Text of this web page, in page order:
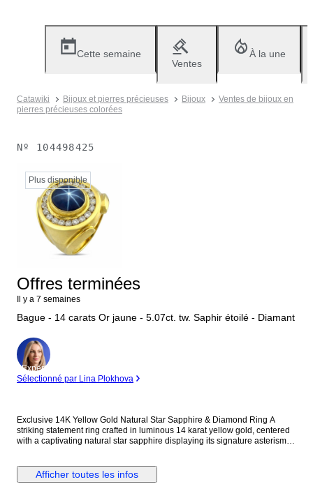
Cette semaine
Ventes
À la une
Catawiki Bijoux et pierres précieuses Bijoux
Ventes de bijoux en
pierres précieuses colorées
Nº 104498425
Plus disponible
Offres terminées
Il y a 7 semaines
Bague - 14 carats Or jaune - 5.07ct. tw. Saphir étoilé - Diamant
Expert
Sélectionné par Lina Plokhova
Exclusive 14K Yellow Gold Natural Star Sapphire & Diamond Ring A
striking statement ring crafted in luminous 14 karat yellow gold, centered
with a captivating natural star sapphire displaying its signature asterism
adding refined contrast and light. A bold yet elegant piece with impressive
weight and presence on the hand. Metal: 14K Yellow Gold Stones:
Afficher toutes les infos